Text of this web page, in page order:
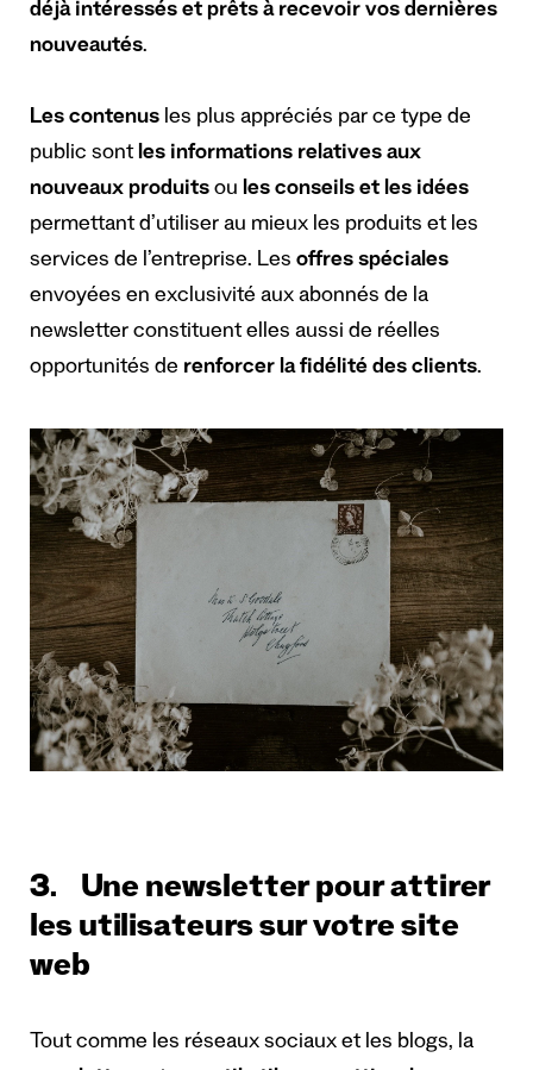
déjà intéressés et prêts à recevoir vos dernières
nouveautés.
Les contenus les plus appréciés par ce type de
public sont les informations relatives aux
nouveaux produits ou les conseils et les idées
permettant d’utiliser au mieux les produits et les
services de l’entreprise. Les offres spéciales
envoyées en exclusivité aux abonnés de la
newsletter constituent elles aussi de réelles
opportunités de renforcer la fidélité des clients.
3. Une newsletter pour attirer
les utilisateurs sur votre site
web
Tout comme les réseaux sociaux et les blogs, la